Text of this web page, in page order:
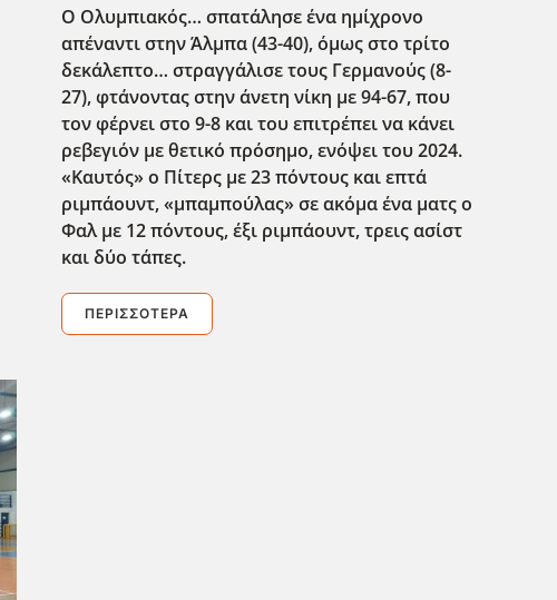
Ο Ολυμπιακός… σπατάλησε ένα ημίχρονο
απέναντι στην Άλμπα (43-40), όμως στο τρίτο
δεκάλεπτο… στραγγάλισε τους Γερμανούς (8-
27), φτάνοντας στην άνετη νίκη με 94-67, που
τον φέρνει στο 9-8 και του επιτρέπει να κάνει
ρεβεγιόν με θετικό πρόσημο, ενόψει του 2024.
«Καυτός» ο Πίτερς με 23 πόντους και επτά
ριμπάουντ, «μπαμπούλας» σε ακόμα ένα ματς ο
Φαλ με 12 πόντους, έξι ριμπάουντ, τρεις ασίστ
και δύο τάπες.
ΠΕΡΙΣΣΌΤΕΡΑ